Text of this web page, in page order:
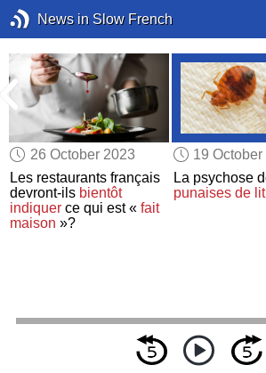
News in Slow French
26 October 2023
Les restaurants français
devront-ils bientôt
indiquer ce qui est «fait
maison »?
19 October
La psychose
punaises de lit